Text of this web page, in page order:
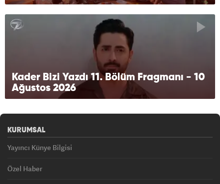
Kader Bizi Yazdı 11. Bölüm Fragmanı - 10
Ağustos 2026
KURUMSAL
Yayıncı Künye Bilgisi
Özel Haber